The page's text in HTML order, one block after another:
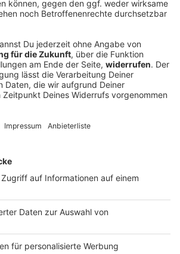
vereinzelt kräftige Gewitter
bis zu 36 Grad
in Bayern. Im
möglich.
ARTIKEL
keine Artikel gemerkt
mit einem